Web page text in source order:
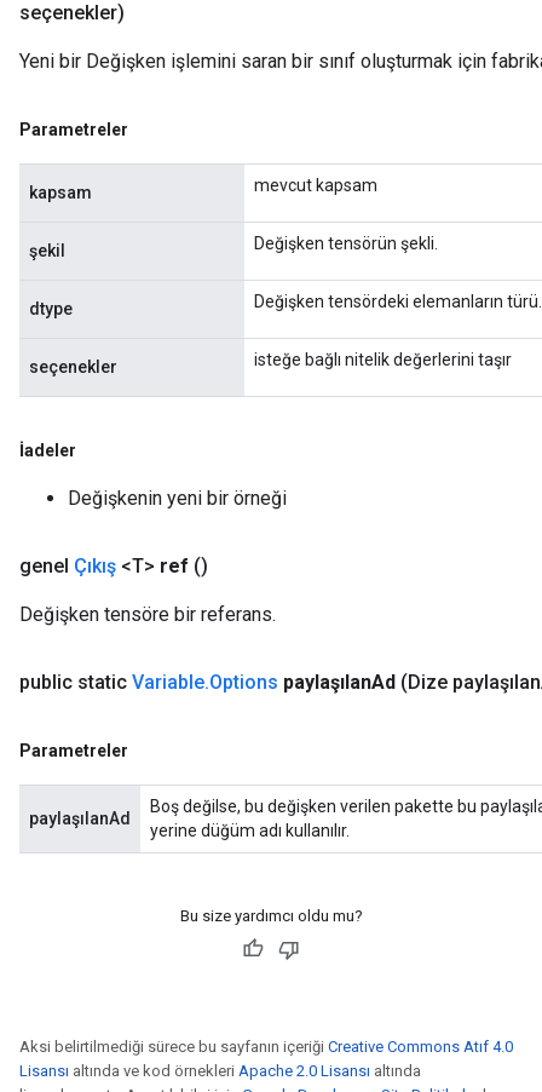
seçenekler)
Yeni bir Değişken işlemini saran bir sınıf oluşturmak için
Parametreler
kapsam mevcut kapsam
şekil Değişken tensörün şekli.
dtype Değişken tensördeki elemanların türü.
seçenekler isteğe bağlı nitelik değerlerini taşır
İadeler
Değişkenin yeni bir örneği
genel Çıkış <T> ref ()
Değişken tensöre bir referans.
public static Variable.Options paylaşılanAd (Dize paylaşılan
Parametreler
paylaşılanAd
Boş değilse, bu değişken verilen pakette bu
yerine düğüm adı kullanılır.
Bu size yardımcı oldu mu?
Aksi belirtilmediği sürece bu sayfanın içeriği Creative Commons Atıf 4.0
Lisansı altında ve kod örnekleri Apache 2.0 Lisansı altında